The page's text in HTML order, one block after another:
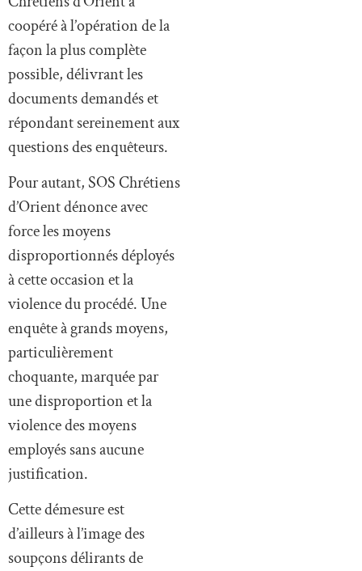
coopéré à l’opération de la
façon la plus complète
possible, délivrant les
documents demandés et
répondant sereinement aux
questions des enquêteurs.
Pour autant, SOS Chrétiens
d’Orient dénonce avec
force les moyens
disproportionnés déployés
à cette occasion et la
violence du procédé. Une
enquête à grands moyens,
particulièrement
choquante, marquée par
une disproportion et la
violence des moyens
employés sans aucune
justification.
Cette démesure est
d’ailleurs à l’image des
soupçons délirants de